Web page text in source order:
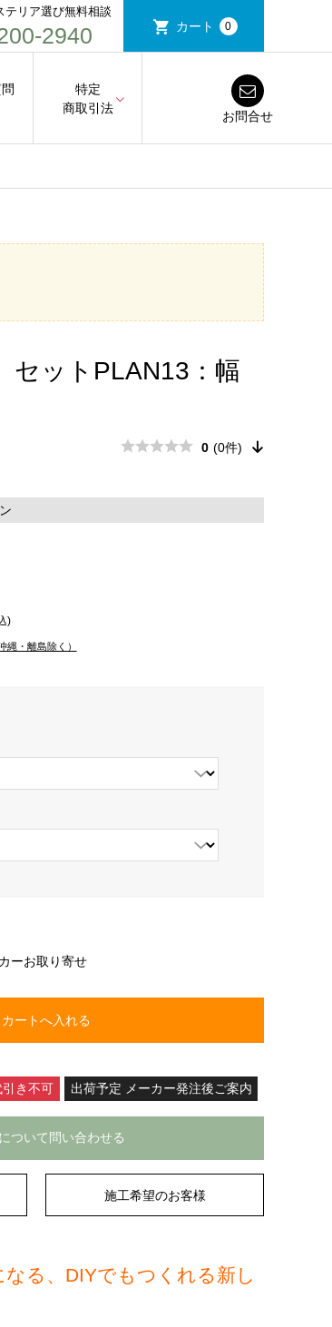
テリア選び無料相談
2940 カート 0
特定
商取引法
お問合せ
セットPLAN13：幅
0 (0件)
)
縄・離島除く）
ーお取り寄せ
引き不可 出荷予定 メーカー発注後ご案内
ついて問い合わせる
施工希望のお客様
る、DIYでもつくれる新し